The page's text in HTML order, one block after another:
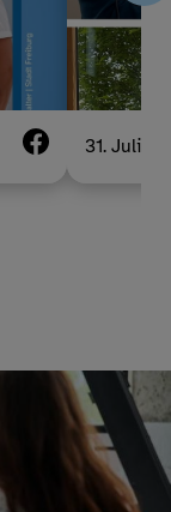
31. Juli